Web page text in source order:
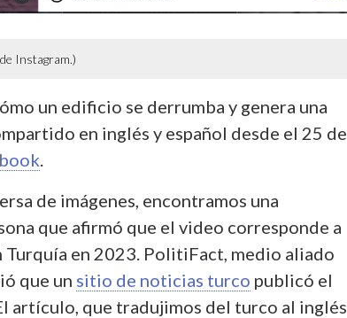
Instagram.)
un edificio se derrumba y genera una
en inglés y español desde el 25 de
de imágenes, encontramos una
que afirmó que el video corresponde a
en 2023. PolitiFact, medio aliado
que un sitio de noticias turco publicó el
artículo, que tradujimos del turco al inglés